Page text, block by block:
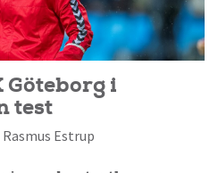
Göteborg i
test
Rasmus Estrup